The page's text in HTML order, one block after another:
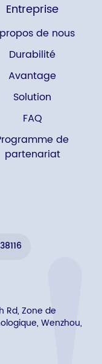
Entreprise
de nous
Durabilité
Avantage
Solution
FAQ
de
partenariat
Rd, Zone de
Wenzhou,